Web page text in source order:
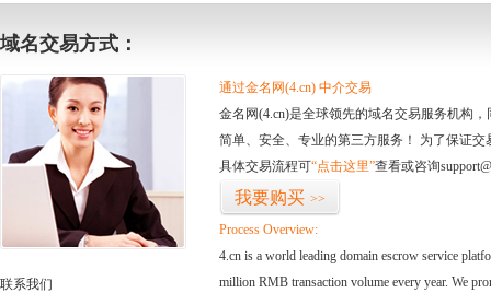
域名交易方式：
联系我们
通过金名网(4.cn) 中介交易
金名网(4.cn)是全球领先的域名交易服务机构
简单、安全、专业的第三方服务！ 为了保证
具体交易流程可“点击这里”查看或咨询
我要购买 >>
Process Overview:
4.cn is a world leading domain escrow service
million RMB transaction volume every year. We